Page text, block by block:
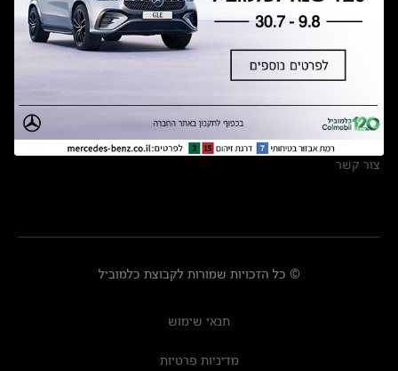
מצאו אותנו
אולמות תצוגה
מרכזי שירות
צור קשר
© כל הזכויות שמורות לקבוצת כלמוביל
תנאי שימוש
מדיניות פרטיות